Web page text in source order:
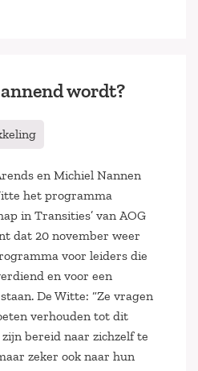
wordt?
en Michiel Nannen
het programma
in Transities’ van AOG
dat 20 november weer
voor leiders die
en voor een
De Witte: “Ze vragen
verhouden tot dit
bereid naar zichzelf te
zeker ook naar hun